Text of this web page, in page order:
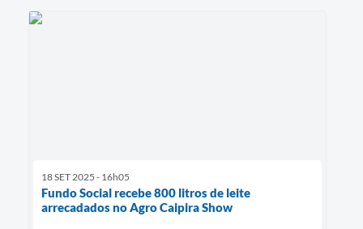
18 SET 2025 - 16h05
Fundo Social recebe 800 litros de leite
arrecadados no Agro Caipira Show